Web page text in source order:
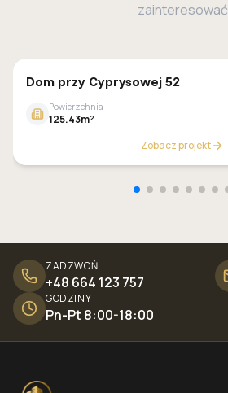
zainteresować
GALERIA DOMÓW
Dom przy Cyprysowej 52
Powierzchnia
125.43m²
Zobacz projekt
ZADZWOŃ
+48 664 123 757
GODZINY
Pn-Pt 8:00-18:00